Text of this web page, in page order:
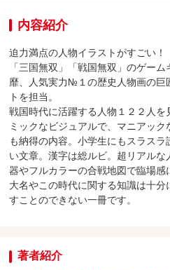
内容紹介
迫力満点の人物イラストがすごい！
「三国無双」「戦国無双」のゲー
靡、人気実力№１の歴史人物画の巨
トを担当。
戦国時代に活躍する人物１２２人
ミックなビジュアルで、マニアッ
も納得の内容。小学生にもスラス
い文章。漢字は総ルビ。超リアル
器やフルカラーの合戦地図で臨場
大名やこの時代に関する知識は十
すことのできない一冊です。
著者紹介